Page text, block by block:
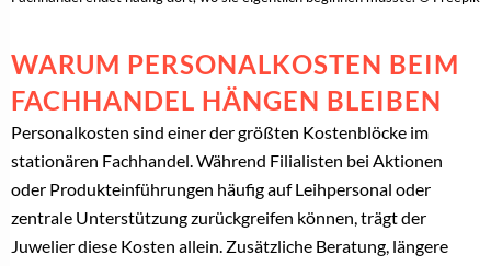
WARUM PERSONALKOSTEN BEIM
FACHHANDEL HÄNGEN BLEIBEN
Personalkosten sind einer der größten Kostenblöcke im
stationären Fachhandel. Während Filialisten bei Aktionen
oder Produkteinführungen häufig auf Leihpersonal oder
zentrale Unterstützung zurückgreifen können, trägt der
Juwelier diese Kosten allein. Zusätzliche Beratung, längere